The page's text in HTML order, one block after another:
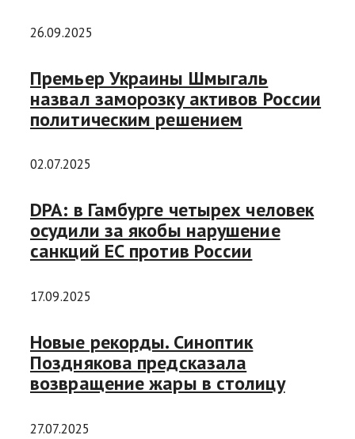
26.09.2025
Премьер Украины Шмыгаль
назвал заморозку активов России
политическим решением
02.07.2025
DPA: в Гамбурге четырех человек
осудили за якобы нарушение
санкций ЕС против России
17.09.2025
Новые рекорды. Синоптик
Позднякова предсказала
возвращение жары в столицу
27.07.2025